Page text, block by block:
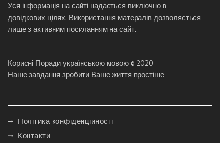
Уся інформація на сайті надається виключно в
довідкових цілях. Використання матералів дозволяється
лише з активним посиланням на сайт.
Корисні Поради українською мовою © 2020
Наше завдання зробити Ваше життя простіше!
Політика конфіденційності
Контакти